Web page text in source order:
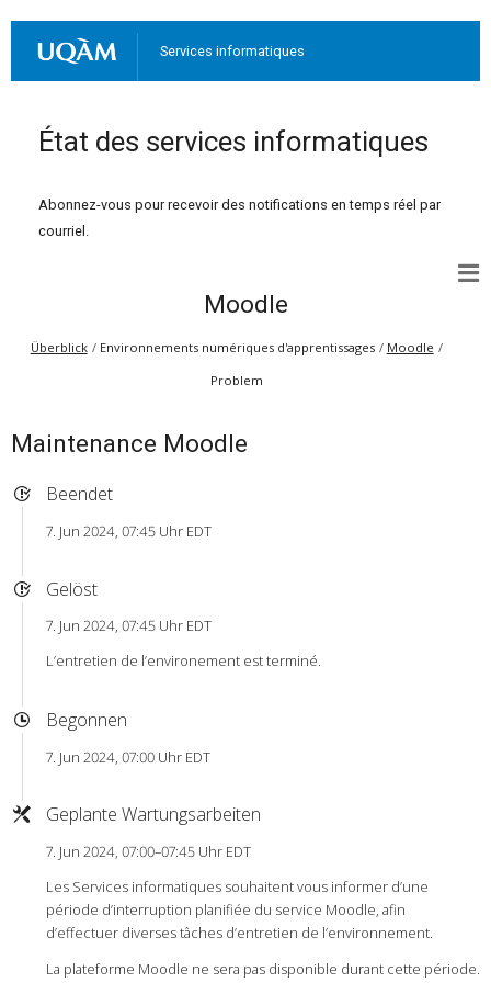
Services informatiques
État des services informatiques
Abonnez-vous pour recevoir des notifications en temps réel par
courriel.
Moodle
Überblick Environnements numériques d'apprentissages
Moodle
Problem
Maintenance Moodle
Beendet
7. Jun 2024, 07:45 Uhr EDT
Gelöst
7. Jun 2024, 07:45 Uhr EDT
L’entretien de l’environement est terminé.
Begonnen
7. Jun 2024, 07:00 Uhr EDT
Geplante Wartungsarbeiten
7. Jun 2024, 07:00–07:45 Uhr EDT
Les Services informatiques souhaitent vous informer d’une
période d’interruption planifiée du service Moodle, afin
d’effectuer diverses tâches d’entretien de l’environnement.
La plateforme Moodle ne sera pas disponible durant cette période.